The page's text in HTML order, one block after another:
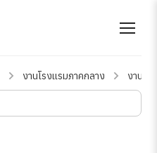
งานโรงแรมภาคกลาง งานโร